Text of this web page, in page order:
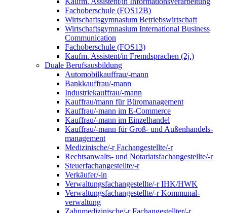
Fachoberschule (FOS12B)
Wirtschaftsgymnasium Betriebswirtschaft
Wirtschaftsgymnasium International Business
Communication
Fachoberschule (FOS13)
Kaufm. Assistent/in Fremdsprachen (2j.)
Duale Berufsausbildung
Automobilkauffrau/-mann
Bankkauffrau/-mann
Industriekauffrau/-mann
Kauffrau/mann für Büromanagement
Kauffrau/-mann im E-Commerce
Kauffrau/-mann im Einzelhandel
Kauffrau/-mann für Groß- und Außen­handels­
manage­ment
Medizinische/-r Fachangestellte/-r
Rechtsanwalts- und Notariatsfachangestellte/-r
Steuerfachangestellte/-r
Verkäufer/-in
Verwaltungs­fach­angestellte/-r IHK/HWK
Verwaltungsfach­angestellte/-r Kommunal­
verwaltung
Zahnmedizinische/-r Fachangestellter/-r